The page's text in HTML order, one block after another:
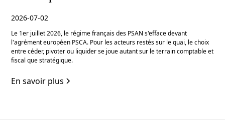
2026-07-02
Le 1er juillet 2026, le régime français des PSAN s'efface devant
l'agrément européen PSCA. Pour les acteurs restés sur le quai, le choix
entre céder, pivoter ou liquider se joue autant sur le terrain comptable et
fiscal que stratégique.
En savoir plus